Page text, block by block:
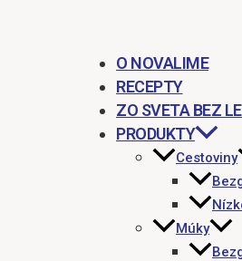
O NOVALIME
RECEPTY
ZO SVETA BEZ
PRODUKTY
Cestoviny
Múky